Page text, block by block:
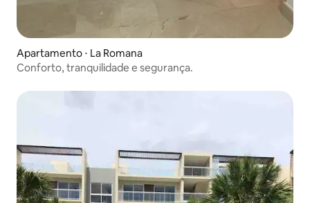
Apartamento ⋅ La Romana
Conforto, tranquilidade e segurança.